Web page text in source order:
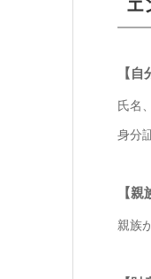
エ
【自
氏名
身分
【親
親族